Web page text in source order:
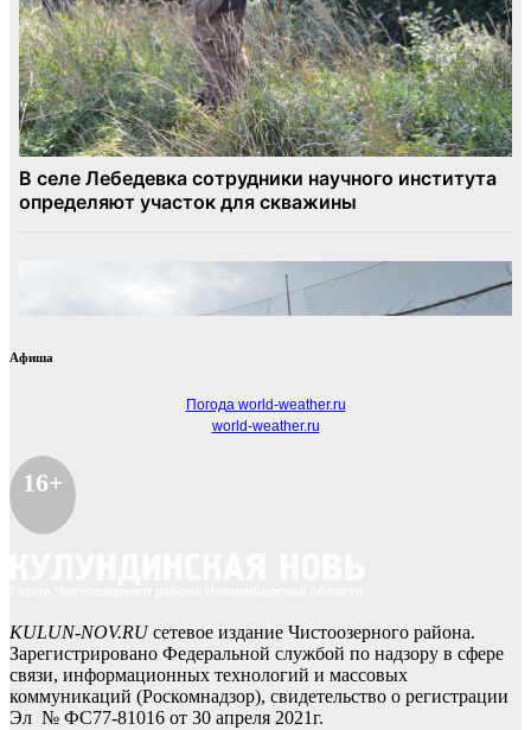
Афиша
Погода world-weather.ru
world-weather.ru
16+
KULUN-NOV.RUсетевое издание Чистоозерного района.
Зарегистрировано Федеральной службой по надзору в сфере
связи, информационных технологий и массовых
коммуникаций (Роскомнадзор), свидетельство о регистрации
Эл № ФС77-81016 от 30 апреля 2021г.